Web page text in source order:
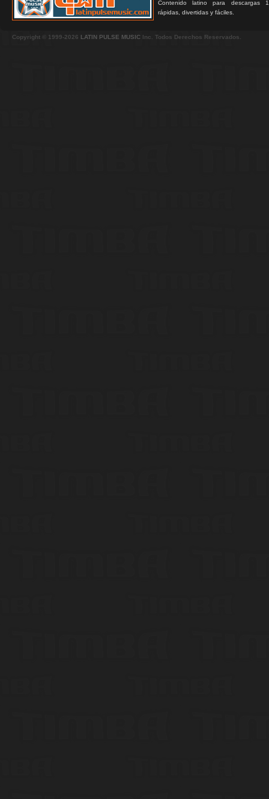
Contenido latino para descargas
rápidas, divertidas y fáciles.
Copyright © 1999-2026 LATIN PULSE MUSIC Inc. Todos Derechos Reservados.